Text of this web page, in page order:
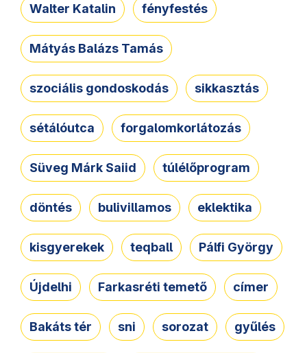
Walter Katalin fényfestés
Mátyás Balázs Tamás
szociális gondoskodás sikkasztás
sétálóutca forgalomkorlátozás
Süveg Márk Saiid túlélőprogram
döntés bulivillamos eklektika
kisgyerekek teqball Pálfi György
Újdelhi Farkasréti temető címer
Bakáts tér sni sorozat gyűlés